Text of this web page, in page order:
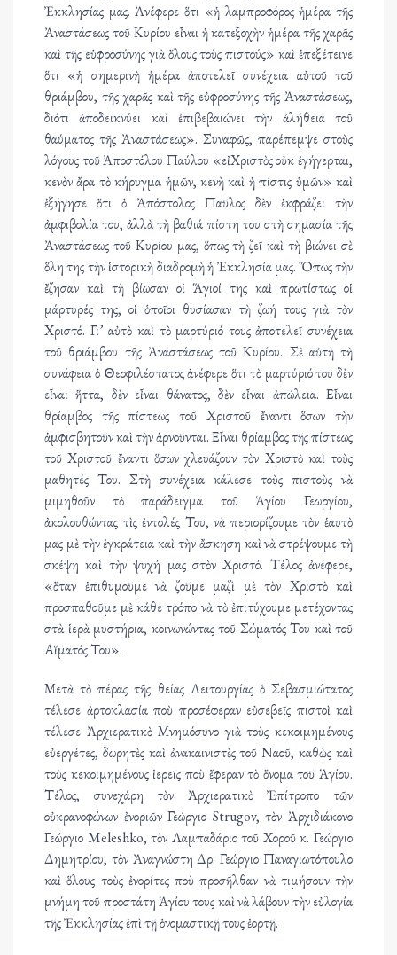
Ἐκκλησίας μας. Ἀνέφερε ὅτι «ἡ λαμπροφόρος ἡμέρα τῆς
Ἀναστάσεως τοῦ Κυρίου εἶναι ἡ κατεξοχὴν ἡμέρα τῆς χαρᾶς
καὶ τῆς εὐφροσύνης γιὰ ὅλους τοὺς πιστούς» καὶ ἐπεξέτεινε
ὅτι «ἡ σημερινὴ ἡμέρα ἀποτελεῖ συνέχεια αὐτοῦ τοῦ
θριάμβου, τῆς χαρᾶς καὶ τῆς εὐφροσύνης τῆς Ἀναστάσεως,
διότι ἀποδεικνύει καὶ ἐπιβεβαιώνει τὴν ἀλήθεια τοῦ
θαύματος τῆς Ἀναστάσεως». Συναφῶς, παρέπεμψε στοὺς
λόγους τοῦ Ἀποστόλου Παύλου «εἰ Χριστὸς οὐκ ἐγήγερται,
κενὸν ἄρα τὸ κήρυγμα ἡμῶν, κενὴ καὶ ἡ πίστις ὑμῶν» καὶ
ἐξήγησε ὅτι ὁ Ἀπόστολος Παῦλος δὲν ἐκφράζει τὴν
ἀμφιβολία του, ἀλλὰ τὴ βαθιά πίστη του στὴ σημασία τῆς
Ἀναστάσεως τοῦ Κυρίου μας, ὅπως τὴ ζεῖ καὶ τὴ βιώνει σὲ
ὅλη της τὴν ἱστορικὴ διαδρομὴ ἡ Ἐκκλησία μας. Ὅπως τὴν
ἔζησαν καὶ τὴ βίωσαν οἱ Ἅγιοί της καὶ πρωτίστως οἱ
μάρτυρές της, οἱ ὁποῖοι θυσίασαν τὴ ζωή τους γιὰ τὸν
Χριστό. Γι’ αὐτὸ καὶ τὸ μαρτύριό τους ἀποτελεῖ συνέχεια
τοῦ θριάμβου τῆς Ἀναστάσεως τοῦ Κυρίου. Σὲ αὐτὴ τὴ
συνάφεια ὁ Θεοφιλέστατος ἀνέφερε ὅτι τὸ μαρτύριό του δὲν
εἶναι ἥττα, δὲν εἶναι θάνατος, δὲν εἶναι ἀπώλεια. Εἶναι
θρίαμβος τῆς πίστεως τοῦ Χριστοῦ ἔναντι ὅσων τὴν
ἀμφισβητοῦν καὶ τὴν ἀρνοῦνται. Εἶναι θρίαμβος τῆς πίστεως
τοῦ Χριστοῦ ἔναντι ὅσων χλευάζουν τὸν Χριστὸ καὶ τοὺς
μαθητές Του. Στὴ συνέχεια κάλεσε τοὺς πιστοὺς νὰ
μιμηθοῦν τὸ παράδειγμα τοῦ Ἁγίου Γεωργίου,
ἀκολουθώντας τὶς ἐντολές Του, νὰ περιορίζουμε τὸν ἑαυτὸ
μας μὲ τὴν ἐγκράτεια καὶ τὴν ἄσκηση καὶ νὰ στρέψουμε τὴ
σκέψη καὶ τὴν ψυχή μας στὸν Χριστό. Τέλος ἀνέφερε,
«ὅταν ἐπιθυμοῦμε νὰ ζοῦμε μαζὶ μὲ τὸν Χριστὸ καὶ
προσπαθοῦμε μὲ κάθε τρόπο νὰ τὸ ἐπιτύχουμε μετέχοντας
στὰ ἱερὰ μυστήρια, κοινωνώντας τοῦ Σώματός Του καὶ τοῦ
Αἵματός Του».
Μετὰ τὸ πέρας τῆς θείας Λειτουργίας ὁ Σεβασμιώτατος
τέλεσε ἀρτοκλασία ποὺ προσέφεραν εὐσεβεῖς πιστοὶ καὶ
τέλεσε Ἀρχιερατικὸ Μνημόσυνο γιὰ τοὺς κεκοιμημένους
εὐεργέτες, δωρητὲς καὶ ἀνακαινιστὲς τοῦ Ναοῦ, καθὼς καὶ
τοὺς κεκοιμημένους ἱερεῖς ποὺ ἔφεραν τὸ ὄνομα τοῦ Ἁγίου.
Τέλος, συνεχάρη τὸν Ἀρχιερατικὸ Ἐπίτροπο τῶν
οὐκρανοφώνων ἐνοριῶν Γεώργιο Strugov, τὸν Ἀρχιδιάκονο
Γεώργιο Meleshko, τὸν Λαμπαδάριο τοῦ Χοροῦ κ. Γεώργιο
Δημητρίου, τὸν Ἀναγνώστη Δρ. Γεώργιο Παναγιωτόπουλο
καὶ ὅλους τοὺς ἐνορίτες ποὺ προσῆλθαν νὰ τιμήσουν τὴν
μνήμη τοῦ προστάτη Ἁγίου τους καὶ νὰ λάβουν τὴν εὐλογία
τῆς Ἐκκλησίας ἐπὶ τῇ ὀνομαστικῇ τους ἑορτῇ.